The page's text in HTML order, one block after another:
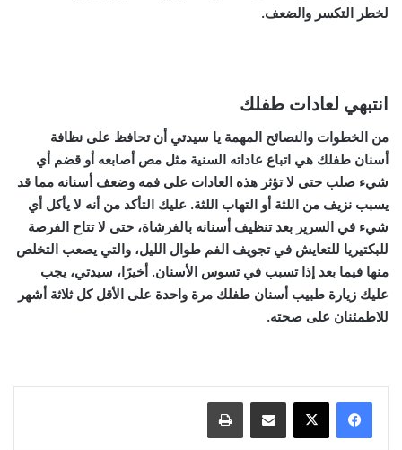
لخطر التكسر والضعف.
انتبهي لعادات طفلك
من الخطوات والنصائح المهمة يا سيدتي أن تحافظ على نظافة
أسنان طفلك هي اتباع عاداته السنية مثل مص أصابعه أو قضم أي
شيء صلب حتى لا تؤثر هذه العادات على فمه وضعف أسنانه مما قد
يسبب نزيف من اللثة أو التهاب اللثة. عليك التأكد من أنه لا يأكل أي
شيء في السرير بعد تنظيف أسنانه بالفرشاة، حتى لا تتاح الفرصة
للبكتيريا للتعايش في تجويف الفم طوال الليل، والتي يصعب التخلص
منها فيما بعد إذا تسبب في تسوس الأسنان. أخيرًا، سيدتي، يجب
عليك زيارة طبيب أسنان طفلك مرة واحدة على الأقل كل ثلاثة أشهر
للاطمئنان على صحته.
مشاركة عبر البريد طباعة